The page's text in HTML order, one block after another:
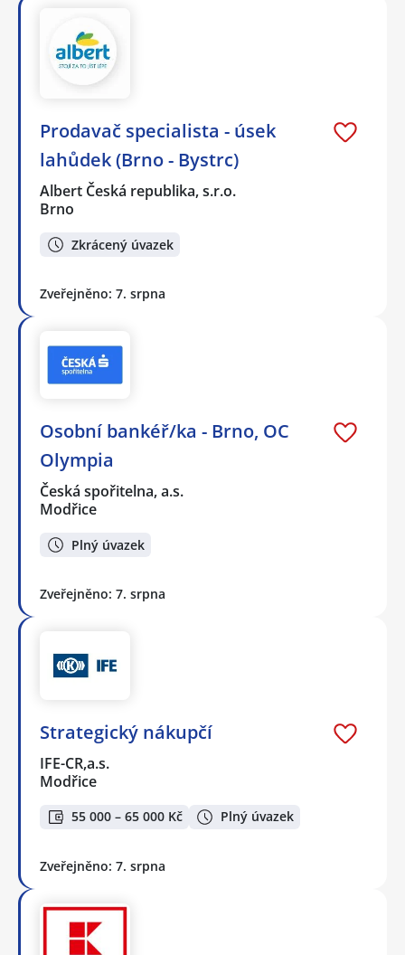
Prodavač specialista - úsek
lahůdek (Brno - Bystrc)
Albert Česká republika, s.r.o.
Brno
Zkrácený úvazek
Zveřejněno: 7. srpna
Osobní bankéř/ka - Brno, OC
Olympia
Česká spořitelna, a.s.
Modřice
Plný úvazek
Zveřejněno: 7. srpna
Strategický nákupčí
IFE-CR,a.s.
Modřice
55 000 – 65 000 Kč Plný úvazek
Zveřejněno: 7. srpna